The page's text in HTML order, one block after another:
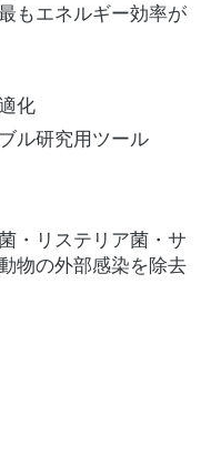
もエネルギー効率が
化
ル研究用ツール
・リステリア菌・サ
物の外部感染を除去